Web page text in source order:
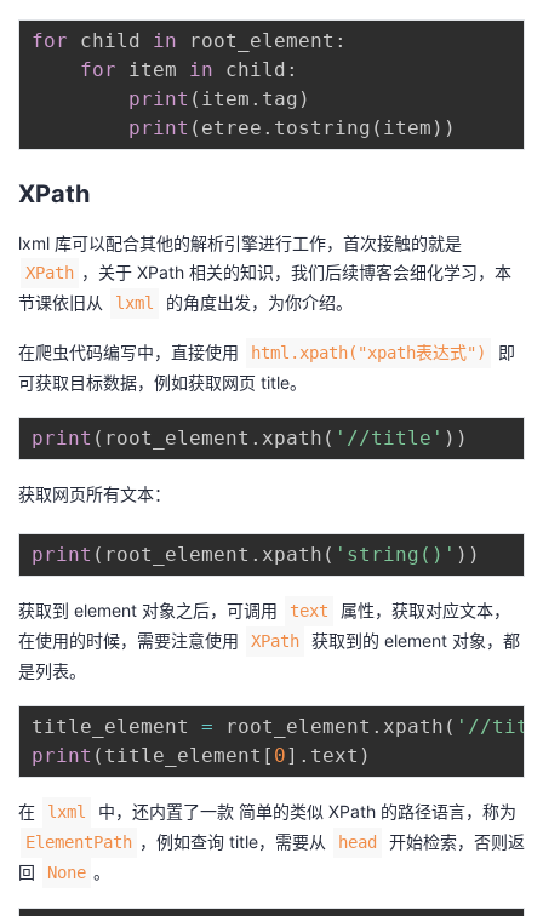
for child in root_element :
for item in child :
print ( item . tag )
print ( etree . tostring ( item ) )
XPath
lxml 库可以配合其他的解析引擎进行工作，首次接触的就是
XPath ，关于 XPath 相关的知识，我们后续博客会细化学习，本
节课依旧从
lxml 的角度出发，为你介绍。
在爬虫代码编写中，直接使用 html.xpath("xpath表达式")
即
可获取目标数据，例如获取网页 title。
print ( root_element . xpath ( '//title' ) )
获取网页所有文本：
print ( root_element . xpath ( 'string()' ) )
获取到 element 对象之后，可调用 text
属性，获取对应文本，
在使用的时候，需要注意使用
XPath
获取到的 element 对象，都
是列表。
title_element = root_element . xpath ( '//
print ( title_element [ 0] . text )
在 lxml 中，还内置了一款 简单的类似 XPath 的路径语言，称为
ElementPath ，例如查询 title，需要从 head
开始检索，否则返
回
None 。